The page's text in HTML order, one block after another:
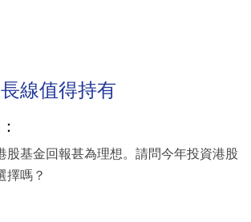
線值得持有
股基金回報甚為理想。請問今年投資港股
擇嗎？